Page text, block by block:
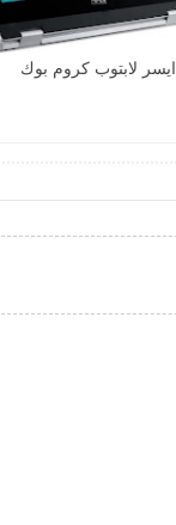
ايسر لابتوب كروم بوك